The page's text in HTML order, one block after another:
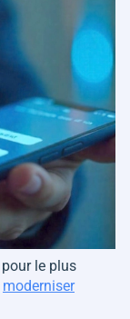
pour le plus
moderniser